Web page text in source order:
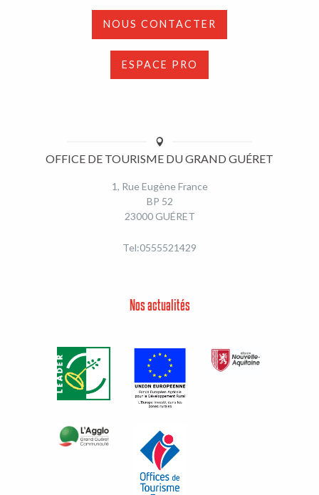
NOUS CONTACTER
ESPACE PRO
OFFICE DE TOURISME DU GRAND GUÉRET
1, Rue Eugène France
BP 52
23000 GUÉRET
Tel:0555521429
Nos actualités